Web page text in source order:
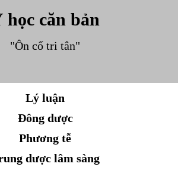
học căn bản
"Ôn cố tri tân"
Lý luận
Đông dược
Phương tễ
dược lâm sàng